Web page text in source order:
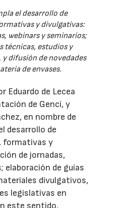
el desarrollo de
y divulgativas:
webinars y seminarios;
técnicas, estudios y
difusión de novedades
de envases.
Eduardo de Lecea
de Genci, y
en nombre de
desarrollo de
formativas y
de jornadas,
elaboración de guías
divulgativos,
legislativas en
este sentido,